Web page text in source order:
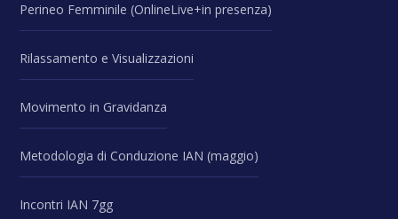
Perineo Femminile (OnlineLive+in presenza)
Rilassamento e Visualizzazioni
Movimento in Gravidanza
Metodologia di Conduzione IAN (maggio)
Incontri IAN 7gg